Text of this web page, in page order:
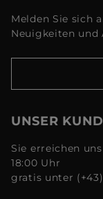
Melden Sie sich
Neuigkeiten und
UNSER
Sie erreichen
18:00 Uhr
gratis unter